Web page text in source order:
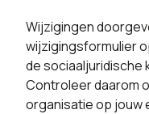
Wijzigingen
wijzigingsformulier
de sociaaljuridische
Controleer daarom
organisatie op jouw